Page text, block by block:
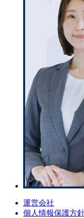
運営会社
個人情報保護方